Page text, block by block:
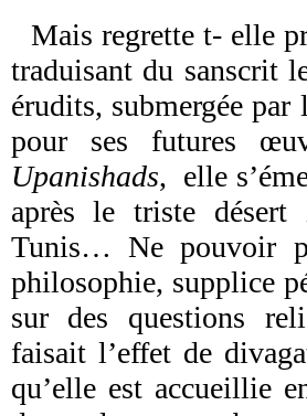
Mais regrette t- elle
traduisant du sanscrit
érudits, submergée
pour ses futures
Upanishads, elle
après le triste
Tunis… Ne pouvoir
philosophie, supplice
sur des questions
faisait l’effet de
qu’elle est accueillie